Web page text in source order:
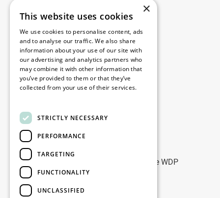
Juridisch
Disclaimer
Privacybeleid
Cookie Policy
Contact
Blijf op de hoogte
Blijf up-to-date: meld u aan voor onze WDP
Marketing nieuwsbrieven
×
This website uses cookies
We use cookies to personalise content, ads
and to analyse our traffic. We also share
information about your use of our site with
our advertising and analytics partners who
may combine it with other information that
you’ve provided to them or that they’ve
collected from your use of their services.
STRICTLY NECESSARY
PERFORMANCE
TARGETING
FUNCTIONALITY
UNCLASSIFIED